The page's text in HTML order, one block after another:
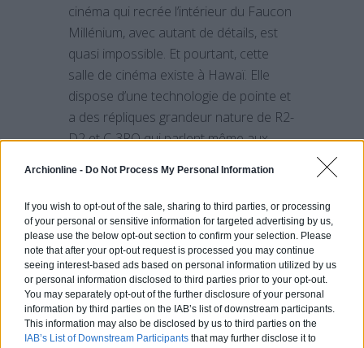
Archionline - Do Not Process My Personal Information
If you wish to opt-out of the sale, sharing to third parties, or processing
of your personal or sensitive information for targeted advertising by us,
please use the below opt-out section to confirm your selection. Please
note that after your opt-out request is processed you may continue
seeing interest-based ads based on personal information utilized by us
or personal information disclosed to third parties prior to your opt-out.
You may separately opt-out of the further disclosure of your personal
information by third parties on the IAB’s list of downstream participants.
This information may also be disclosed by us to third parties on the
IAB’s List of Downstream Participants that may further disclose it to
cinéma qui recrée l’intérieur du Faucon
Millénium, avec autant de détails, est
quasi impossible. Et pourtant, cette
salle de cinéma existe à Hawaï. Elle
dispose d’une technologie de pointe et
a des répliques grandeur nature de R2-
D2 et C-3PO qui parlent même aux
Vous aussi faites construire la maison
de vos rêvesici!
Aucun article similaire.